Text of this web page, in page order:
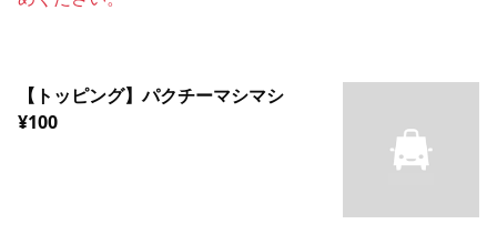
【トッピング】パクチーマシマシ
¥100